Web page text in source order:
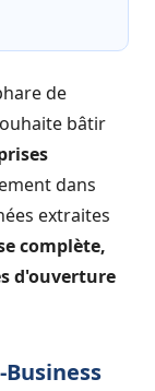
de
bâtir
dans
extraites
complète,
d'ouverture